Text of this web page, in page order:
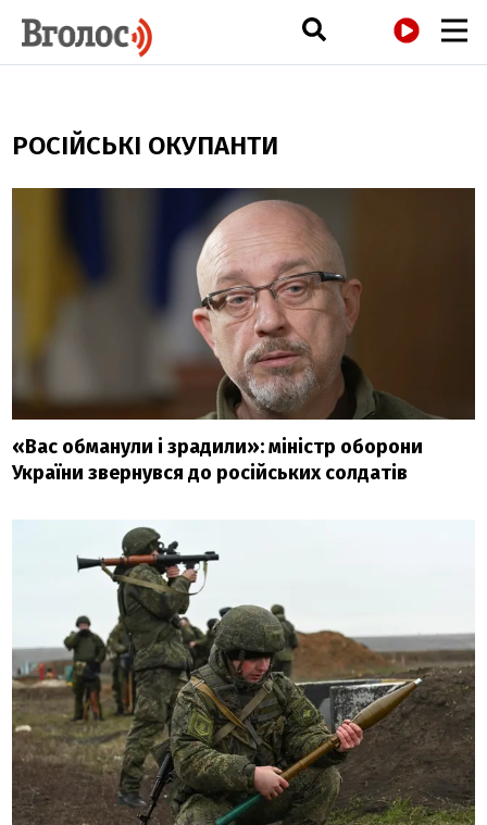
РОСІЙСЬКІ ОКУПАНТИ
«Вас обманули і зрадили»: міністр оборони
України звернувся до російських солдатів